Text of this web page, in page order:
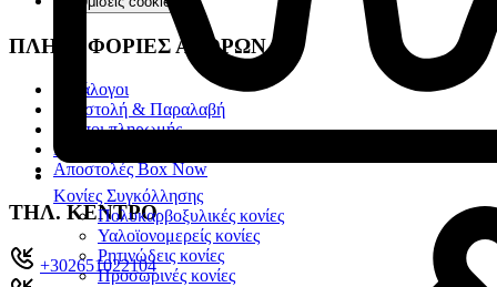
Κονίες Συγκόλλησης
Πολυκαρβοξυλικές κονίες
Υαλοϊονομερείς κονίες
Ρητινώδεις κονίες
Προσωρινές κονίες
ΠΛΗΡΟΦΟΡΙΕΣ ΑΓΟΡΩΝ
Κατάλογοι
Αποστολή & Παραλαβή
Τρόποι πληρωμής
Πολιτική επιστροφών
Αποστολές Box Now
ΤΗΛ. ΚΕΝΤΡΟ
+302651022104